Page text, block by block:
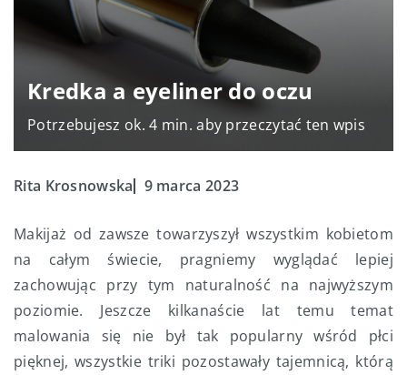
Kredka a eyeliner do oczu
Potrzebujesz ok. 4 min. aby przeczytać ten wpis
Rita Krosnowska 9 marca 2023
Makijaż od zawsze towarzyszył wszystkim kobietom
na całym świecie, pragniemy wyglądać lepiej
zachowując przy tym naturalność na najwyższym
poziomie. Jeszcze kilkanaście lat temu temat
malowania się nie był tak popularny wśród płci
pięknej, wszystkie triki pozostawały tajemnicą, którą